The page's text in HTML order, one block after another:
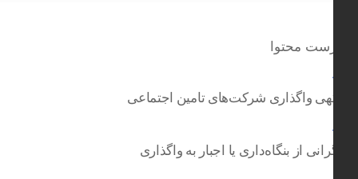
محتوا
واگذاری شرکت‌های تامین اجتماعی
از بنگاه‌داری یا اجبار به واگذاری